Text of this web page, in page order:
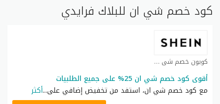
كود خصم شي ان للبلاك فرايدي
كوبون خصم شي ان كوبون
أقوى كود خصم شي ان 25% على جميع الطلبيات
مع كود خصم شي ان، استفد من تخفيض إضافي على...أكثر